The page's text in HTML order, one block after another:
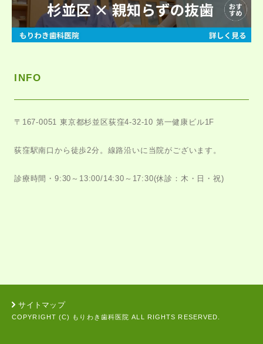
INFO
〒167-0051 東京都杉並区荻窪4-32-10 第一健康ビル1F
荻窪駅南口から徒歩2分。 線路沿いに当院がございます。
診療時間・9:30～13:00/14:30～17:30(休診：木・日・祝)
サイトマップ
COPYRIGHT (C) もりわき歯科医院 ALL RIGHTS RESERVED.